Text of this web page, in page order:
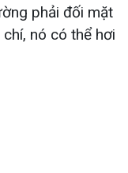
phải đối mặt
nó có thể hơi